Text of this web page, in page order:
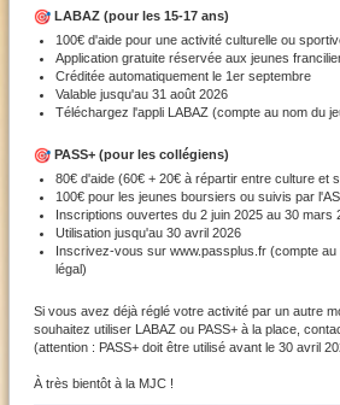
LABAZ (pour les 15-17 ans)
100€ d'aide pour une activité culturelle ou
Application gratuite réservée aux jeunes
Créditée automatiquement le 1er septembre
Valable jusqu'au 31 août 2026
Téléchargez l'appli L ABAZ (compte au nom du
PASS+ (pour les collégiens)
80€ d'aide (60€ + 20€ à répartir entre culture et
100€ pour les jeunes boursiers ou suivis par
nscriptions ouvertes du 2 juin 2025 au 30 mars
Utilisation jusqu'au 30 avril 2026
Inscrivez-vous sur www.passplus.fr (compte au
légal)
Si vous avez déjà réglé votre activité par un autre
souhaitez utiliser LABAZ ou PASS+ à la place,
(attention : PASS+ doit être utilisé avant le 30 avril
À très bientôt à la MJC !